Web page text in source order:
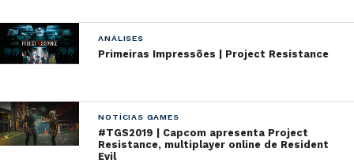
ANÁLISES
Primeiras Impressões | Project Resistance
NOTÍCIAS GAMES
#TGS2019 | Capcom apresenta Project
Resistance, multiplayer online de Resident
Evil